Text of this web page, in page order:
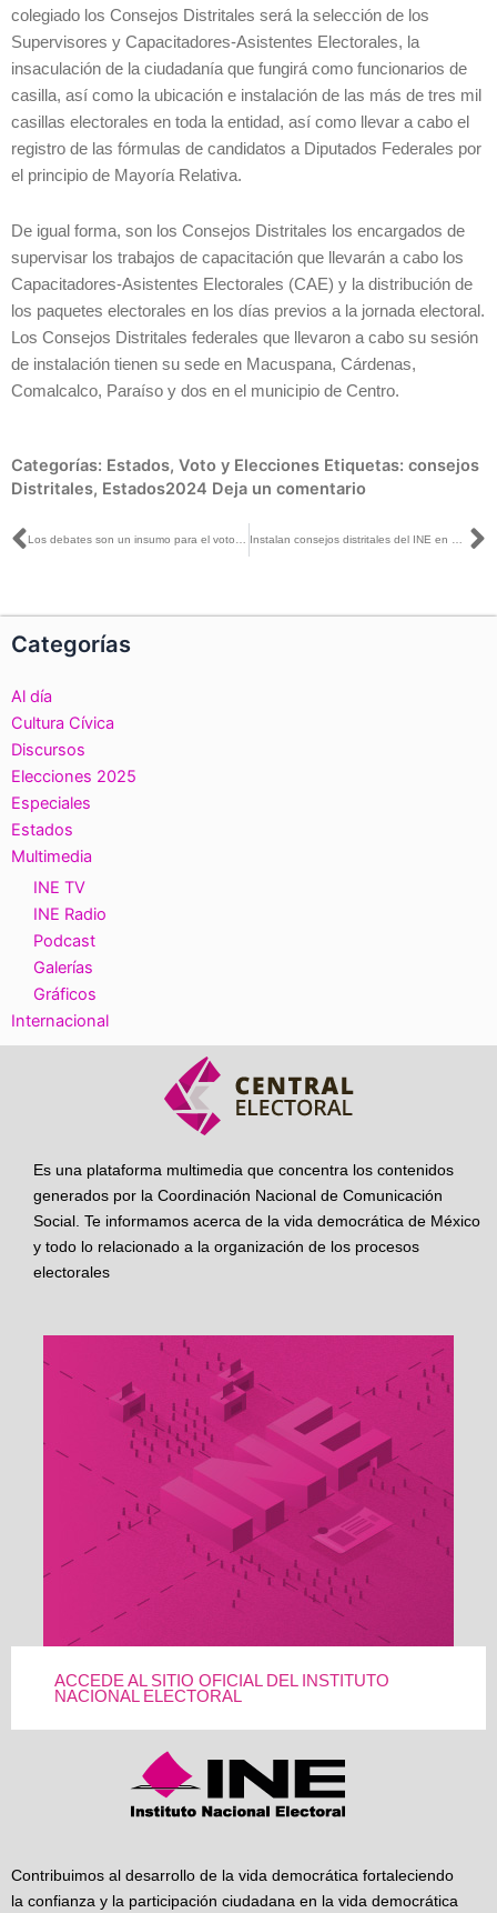
colegiado los Consejos Distritales será la selección de los
Supervisores y Capacitadores-Asistentes Electorales, la
insaculación de la ciudadanía que fungirá como funcionarios de
casilla, así como la ubicación e instalación de las más de tres mil
casillas electorales en toda la entidad, así como llevar a cabo el
registro de las fórmulas de candidatos a Diputados Federales por
el principio de Mayoría Relativa.
De igual forma, son los Consejos Distritales los encargados de
supervisar los trabajos de capacitación que llevarán a cabo los
Capacitadores-Asistentes Electorales (CAE) y la distribución de
los paquetes electorales en los días previos a la jornada electoral.
Los Consejos Distritales federales que llevaron a cabo su sesión
de instalación tienen su sede en Macuspana, Cárdenas,
Comalcalco, Paraíso y dos en el municipio de Centro.
Categorías: Estados, Voto y Elecciones Etiquetas: consejos
Distritales, Estados2024 Deja un comentario
Ant Los debates son un insumo para el voto informado de la ciudadanía: Claudia Zavala con Juan Becerra Acosta Instalan consejos distritales del INE en Nuevo León
Categorías
Al día
Cultura Cívica
Discursos
Elecciones 2025
Especiales
Estados
Multimedia
INE TV
INE Radio
Podcast
Galerías
Gráficos
Internacional
Es una plataforma multimedia que concentra los contenidos
generados por la Coordinación Nacional de Comunicación
Social. Te informamos acerca de la vida democrática de México
y todo lo relacionado a la organización de los procesos
electorales
ACCEDE AL SITIO OFICIAL DEL INSTITUTO
NACIONAL ELECTORAL
Contribuimos al desarrollo de la vida democrática fortaleciendo
la confianza y la participación ciudadana en la vida democrática